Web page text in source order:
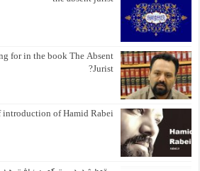
for in the book The Absent
Jurist?
introduction of Hamid Rabei